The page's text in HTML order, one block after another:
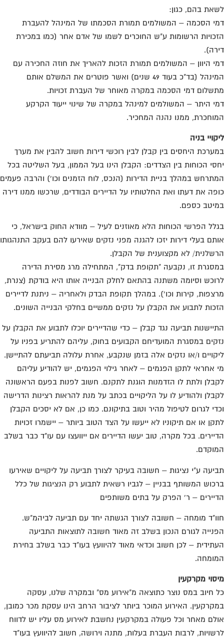
בהם, כגון:
הסכמה – המשולמים תמורת הסכמתו של המינהל להעברת
הרשומות ע"ש החוכרים לשמו של אדם אחר (כמו במכירת
היוון – המשולמים תמורת הזכות להאריך את חוזה החכירה עם
המינהל (בד"כ בעוד 49 שנים) ואשר פוטרים את המשלם אותם
דמי הסכמה במקרה מאוחר של העברת זכויות.
היתר – המשולמים למינהל במקרה של שינוי ייעוד הקרקע
ממנו נהנה המחכיר.
בניה
היחסים בין קבלן לבין רוכשי דירות חשוב להבין את מערך
הכוחות בין הצדדים: הקבלן הינו בעל הממון, בעל השליטה בכל
במהלך בניית הדירות (הנכס, לוח הזמנים וכו') והרבה פעמים
את דעתו ואת החלטותיו על הדיירים הבודדים, שרכשו ממנו דירה
כספם.
הפרשי הכוחות הלא מאוזנים לעיל – מוודא החוק בישראל, כי
בעלי דירות יזכו להגנה מפני נזקים שאירעו להם בעקב התנהגותו
לא מקצוענית של הקבלן.
זו, נקבעה "תקופת בדק", המתחילה מרג מסירת הדירה
וסיומה משתנה בהתאם לחלק הבנייה אותו היא בודקת (צנרת,
קירות וכו'). במהלך תקופת הבדק ולאחריה – ניתנת לדיירים
לתבוע את הקבלן על נזקים ממשיים בחלקי הבנייה השונים.
תביעה נגד קבלן – כדי שהדיירים יוכלו לתבוע את הקבלן על
במסגרת המועדיחם הקבועים בחוק, עליהם להתריע בפניו על
ו/או נזקים אלה בזמן שנקבע, אחרת עלולה תביעתם להתיישן.
אחראי לתקן הפגמים – לאחר גילוי הפגמים, יש להודיע עליהם
ולתת לו הזדמנות הוגנת לתקנם. חשוב לפנות בפעם הראשונה
ולהודיע לו על הליקויים בכתב על מנת להראות רצינות הדרישה
לגרום לטיפול מהיר וטוב בתיקונם. כמו כן, אם לא יסכים הקבלן
או אם תיקוניו לא ייעשו על הצד הטוב ביותר – יישמרו זכויות
בכל מקרה, טוב יעשו הדיירים אם ייוועצו עם עו"ד כבר בשלב
ע"י נציגות – חשובה בעיקר לצורך תביעה על ליקויים שאירעו
המשותף בבניין – לגביו רשאית לתבוע רק הנציגות של כלל
– ר' הפרק על בתים משותפים
מומחה – חשובה לצורך הגשתה יחד עם תביעה לביהמ"ש.
לגורם הנכון בשלב זה מאוד חשובה לתוצאות התביעה
– לכן חשוב וכדאי מאוד להיוועץ בעו"ד כבר בשלב בחירת
מקרקעין
חיוב במס נוצר כתוצאה מ"אירוע מס" ובמקרה שלנו, עסקה
האירוע המוכר ביותר לציבור הרחב הינו עסקת מכר כמובן,
מאחר וכל פעולה במקרקעין נחשבת לאירוע מס עליו יש לדווח
לרבות העברת בעלות, מתנה וירושה, חשוב להיוועץ בעו"ד